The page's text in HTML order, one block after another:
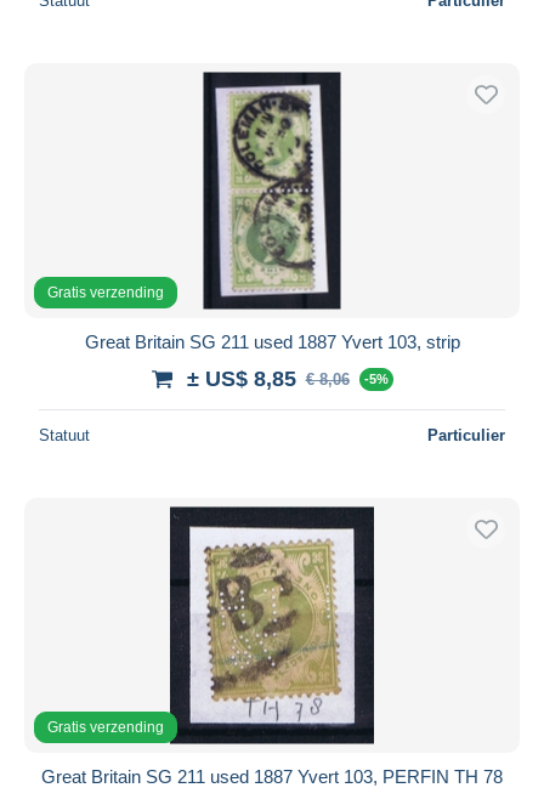
Gratis verzending
Great Britain SG 211 used 1887 Yvert 103, strip
± US$ 8,85 € 8,06 -5%
Statuut Particulier
Gratis verzending
Great Britain SG 211 used 1887 Yvert 103, PERFIN TH 78